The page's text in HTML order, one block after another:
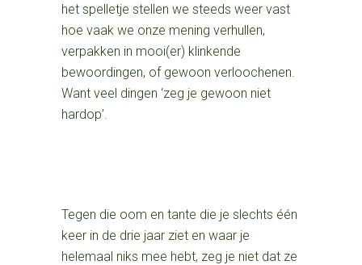
het spelletje stellen we steeds weer vast
hoe vaak we onze mening verhullen,
verpakken in mooi(er) klinkende
bewoordingen, of gewoon verloochenen.
Want veel dingen ‘zeg je gewoon niet
hardop’.
Tegen die oom en tante die je slechts één
keer in de drie jaar ziet en waar je
helemaal niks mee hebt, zeg je niet dat ze